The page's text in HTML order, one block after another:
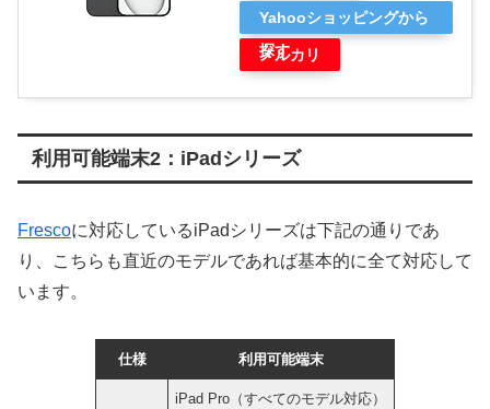
Yahooショッピングから
探す
メルカリ
利用可能端末2：iPadシリーズ
Frescoに対応しているiPadシリーズは下記の通りであ
り、こちらも直近のモデルであれば基本的に全て対応して
います。
仕様 利用可能端末
iPad Pro（すべてのモデル対応）